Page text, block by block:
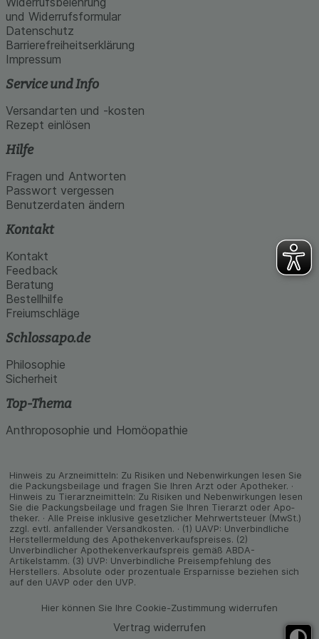
und Widerrufsformular
Datenschutz
Barrierefreiheitserklärung
Impressum
Service und Info
Versandarten und -kosten
Rezept einlösen
Hilfe
Fragen und Antworten
Passwort vergessen
Benutzerdaten ändern
Kontakt
Kontakt
Feedback
Beratung
Bestellhilfe
Freiumschläge
Schlossapo.de
Philosophie
Sicherheit
Top-Thema
Anthroposophie und Homöopathie
Hinweis zu Arzneimitteln: Zu Risiken und Neben­wirkungen lesen Sie
die Packungs­beilage und fragen Sie Ihren Arzt oder Apo­theker. ·
Hinweis zu Tier­arz­nei­mitteln: Zu Risiken und Neben­wirkungen lesen
Sie die Packungs­beilage und fragen Sie Ihren Tier­arzt oder Apo­
theker. · Alle Preise inklusive gesetz­licher Mehrwertsteuer (MwSt.)
zzgl. evtl. anfallender Versand­kosten. · (1) UAVP: Unverbindliche
Herstellermeldung des Apothekenverkaufspreises. (2)
Unverbindlicher Apothekenverkaufspreis gemäß ABDA-
Artikelstamm. (3) UVP: Unverbindliche Preisempfehlung des
Herstellers. Absolute oder prozentuale Ersparnisse beziehen sich
auf den UAVP oder den UVP.
Hier können Sie Ihre Cookie-Zustimmung widerrufen
Vertrag widerrufen